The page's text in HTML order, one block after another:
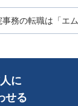
務の転職は「エ
に
せる